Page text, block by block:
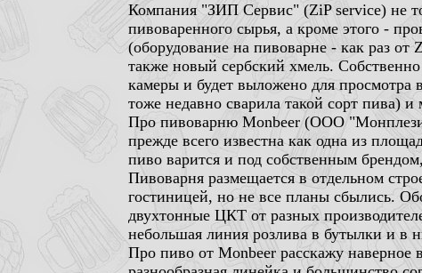
Компания "ЗИП Сервис" (ZiP service) не
пивоваренного сырья, а кроме этого -
(оборудование на пивоварне - как раз
также новый сербский хмель.
камеры и будет выложено для
тоже недавно сварила такой сорт пива)
Про пивоварню Monbeer (ООО
прежде всего известна как одна из
пиво варится и под собственным
Пивоварня размещается в отдельном
гостиницей, но не все планы сбылись.
двухтонные ЦКТ от разных
небольшая линия розлива в бутылки и в
Про пиво от Monbeer расскажу наверное